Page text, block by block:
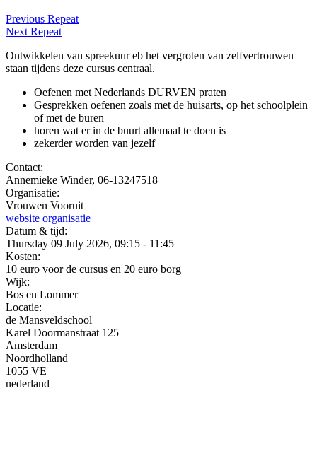
Previous Repeat
Next Repeat
Ontwikkelen van spreekuur eb het vergroten van zelfvertrouwen
staan tijdens deze cursus centraal.
Oefenen met Nederlands DURVEN praten
Gesprekken oefenen zoals met de huisarts, op het schoolplein
of met de buren
horen wat er in de buurt allemaal te doen is
zekerder worden van jezelf
Contact:
Annemieke Winder, 06-13247518
Organisatie:
Vrouwen Vooruit
website organisatie
Datum & tijd:
Thursday 09 July 2026, 09:15 - 11:45
Kosten:
10 euro voor de cursus en 20 euro borg
Wijk:
Bos en Lommer
Locatie:
de Mansveldschool
Karel Doormanstraat 125
Amsterdam
Noordholland
1055 VE
nederland